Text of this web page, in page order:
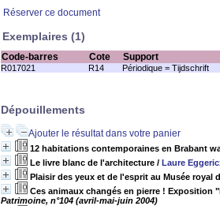
Réserver ce document
Exemplaires (1)
Code-barres Cote Support
R017021 R14 Périodique = Tijdschrift
Dépouillements
Ajouter le résultat dans votre panier
12 habitations contemporaines en Brabant
Le livre blanc de l'architecture / Laure
Plaisir des yeux et de l'esprit au Musée royal
Ces animaux changés en pierre ! Exposition
Patrimoine, n°104 (avril-mai-juin 2004)